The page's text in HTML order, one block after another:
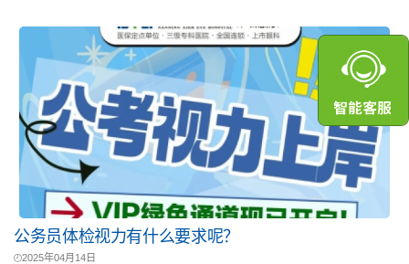
公务员体检视力有什么要求呢？
2025年04月14日